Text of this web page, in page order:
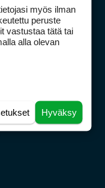
myös ilman
peruste
vastustaa tätä tai
alla olevan
Hyväksy